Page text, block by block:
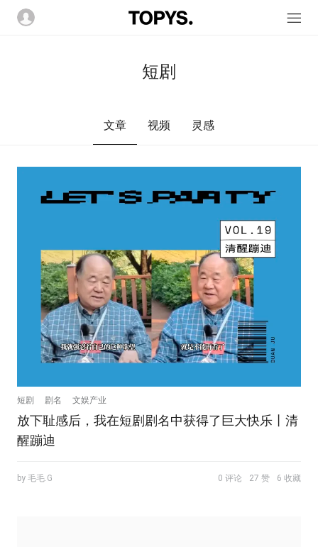
短剧
文章 视频 灵感
短剧 剧名 文娱产业
放下耻感后，我在短剧剧名中获得了巨大快乐丨清
醒蹦迪
by 毛毛.G 0 评论 27 赞 6 收藏